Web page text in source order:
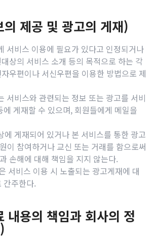
제공 및 광고의 게재)
서비스 이용에 필요가 있다고 인정되거나
상의 서비스 소개 등의 목적으로 하는 각
우편이나 서신우편을 이용한 방법으로 제
서비스와 관련되는 정보 또는 광고를 서비
에 게재할 수 있으며, 회원들에게 메일을
게재되어 있거나 본 서비스를 통한 광고
이 참여하거나 교신 또는 거래를 함으로써
손해에 대해 책임을 지지 않는다.
서비스 이용 시 노출되는 광고게재에 대
간주한다.
내용의 책임과 회사의 정